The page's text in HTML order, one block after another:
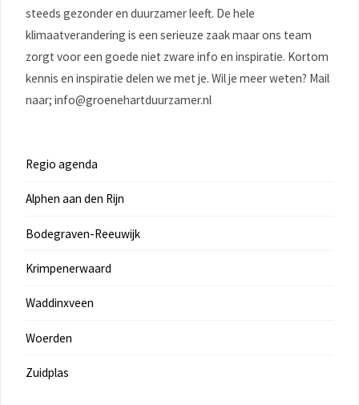
steeds gezonder en duurzamer leeft. De hele
klimaatverandering is een serieuze zaak maar ons team
zorgt voor een goede niet zware info en inspiratie. Kortom
kennis en inspiratie delen we met je. Wil je meer weten? Mail
naar; info@groenehartduurzamer.nl
Regio agenda
Alphen aan den Rijn
Bodegraven-Reeuwijk
Krimpenerwaard
Waddinxveen
Woerden
Zuidplas